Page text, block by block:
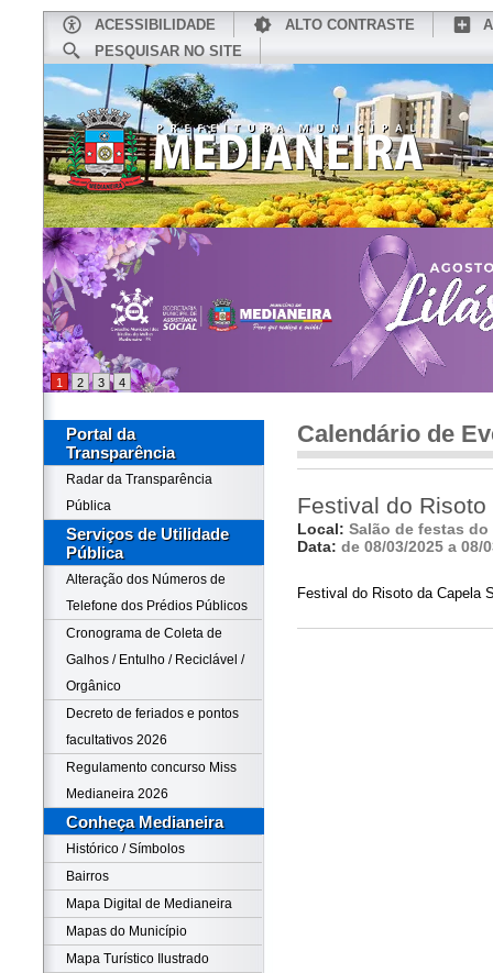
ACESSIBILIDADE ALTO CONTRASTE
PESQUISAR NO SITE
CONHEÇA MEDIANEIRA
1 2 3 4
Portal da
Transparência
Radar da Transparência
Pública
Serviços de Utilidade
Pública
Alteração dos Números de
Telefone dos Prédios Públicos
Cronograma de Coleta de
Galhos / Entulho / Reciclável /
Orgânico
Decreto de feriados e pontos
facultativos 2026
Regulamento concurso Miss
Medianeira 2026
Conheça Medianeira
Histórico / Símbolos
Bairros
Mapa Digital de Medianeira
Mapas do Município
Mapa Turístico Ilustrado
Calendário de
Festival do
Local: Salão de festas do
Data: de 08/03/2025 a 08/
Festival do Risoto da Capela